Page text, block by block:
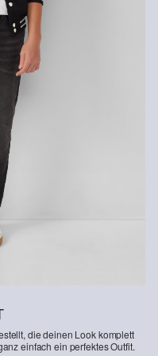
die deinen Look komplett
einfach ein perfektes Outfit.